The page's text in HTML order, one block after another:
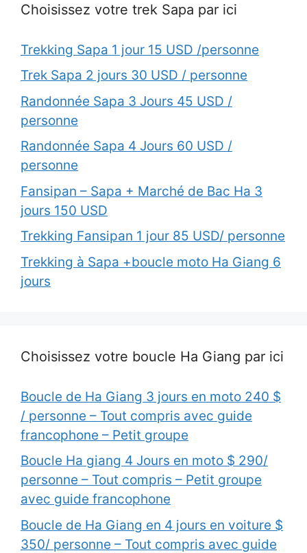
Choisissez votre trek Sapa par ici
Trekking Sapa 1 jour 15 USD /personne
Trek Sapa 2 jours 30 USD / personne
Randonnée Sapa 3 Jours 45 USD /
personne
Randonnée Sapa 4 Jours 60 USD /
personne
Fansipan – Sapa + Marché de Bac Ha 3
jours 150 USD
Trekking Fansipan 1 jour 85 USD/ personne
Trekking à Sapa +boucle moto Ha Giang 6
jours
Choisissez votre boucle Ha Giang par ici
Boucle de Ha Giang 3 jours en moto 240 $
/ personne – Tout compris avec guide
francophone – Petit groupe
Boucle Ha giang 4 Jours en moto $ 290/
personne – Tout compris – Petit groupe
avec guide francophone
Boucle de Ha Giang en 4 jours en voiture $
350/ personne – Tout compris avec guide